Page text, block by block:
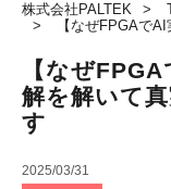
株式会社PALTEK
【なぜFPGAで
【なぜ
解を解いて
す
2025/03/31